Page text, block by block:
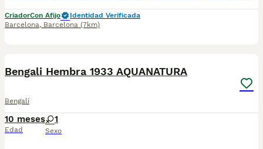
CriadorCon Afijo
Identidad Verificada
Barcelona, Barcelona (7km)
Bengali Hembra 1933 AQUANATURA
Bengalí
10 meses
Edad
1
Sexo